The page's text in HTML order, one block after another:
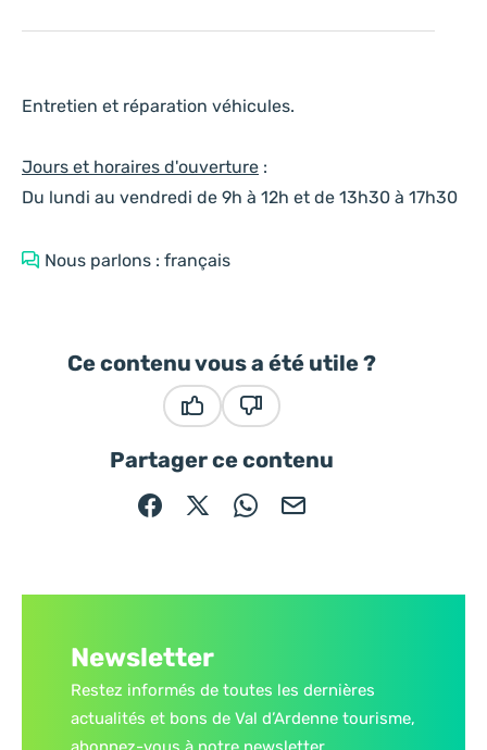
Entretien et réparation véhicules.
Jours et horaires d'ouverture :
Du lundi au vendredi de 9h à 12h et de 13h30 à 17h30
Nous parlons : français
Ce contenu vous a été utile ?
Partager ce contenu
Partager sur Facebook (nouvelle fenêtre)
Partager sur X / Twitter (nouvelle
Partager sur WhatsApp
Partager par mail
Newsletter
Restez informés de toutes les dernières
actualités et bons de Val d’Ardenne tourisme,